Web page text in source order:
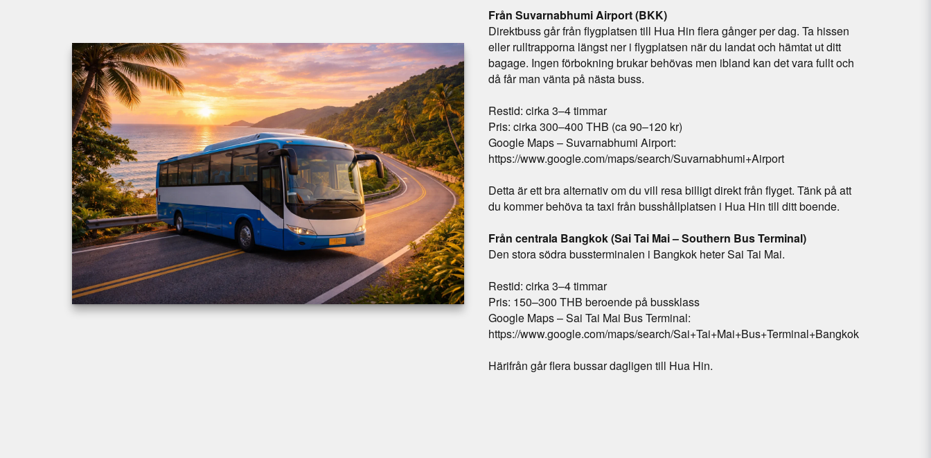
Från Suvarnabhumi Airport (BKK)
Direktbuss går från flygplatsen till Hua Hin flera gånger per dag. Ta hissen
eller rulltrapporna längst ner i flygplatsen när du landat och hämtat ut ditt
bagage. Ingen förbokning brukar behövas men ibland kan det vara fullt och
då får man vänta på nästa buss.
Restid: cirka 3–4 timmar
Pris: cirka 300–400 THB (ca 90–120 kr)
Google Maps – Suvarnabhumi Airport:
https://www.google.com/maps/search/Suvarnabhumi+Airport
Detta är ett bra alternativ om du vill resa billigt direkt från flyget. Tänk på att
du kommer behöva ta taxi från busshållplatsen i Hua Hin till ditt boende.
Från centrala Bangkok (Sai Tai Mai – Southern Bus Terminal)
Den stora södra bussterminalen i Bangkok heter Sai Tai Mai.
Restid: cirka 3–4 timmar
Pris: 150–300 THB beroende på bussklass
Google Maps – Sai Tai Mai Bus Terminal:
https://www.google.com/maps/search/Sai+Tai+Mai+Bus+Terminal+Bangkok
Härifrån går flera bussar dagligen till Hua Hin.